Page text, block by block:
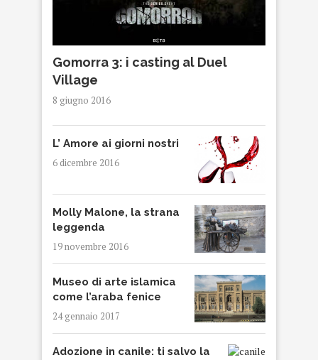
Gomorra 3: i casting al Duel
Village
8 giugno 2016
L’ Amore ai giorni nostri
6 dicembre 2016
Molly Malone, la strana
leggenda
19 novembre 2016
Museo di arte islamica
come l’araba fenice
24 gennaio 2017
Adozione in canile: ti salvo la